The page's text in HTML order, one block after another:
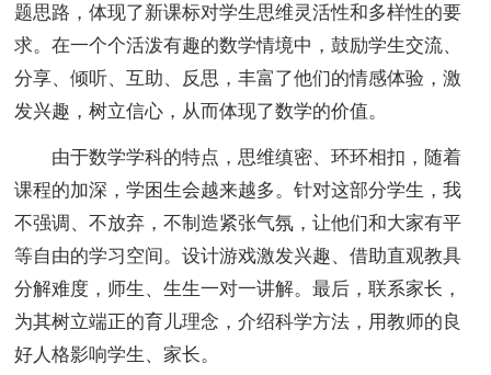
题思路，体现了新课标对学生思维灵活性和多样性的要
求。在一个个活泼有趣的数学情境中，鼓励学生交流、
分享、倾听、互助、反思，丰富了他们的情感体验，激
发兴趣，树立信心，从而体现了数学的价值。
由于数学学科的特点，思维缜密、环环相扣，随着
课程的加深，学困生会越来越多。针对这部分学生，我
不强调、不放弃，不制造紧张气氛，让他们和大家有平
等自由的学习空间。设计游戏激发兴趣、借助直观教具
分解难度，师生、生生一对一讲解。最后，联系家长，
为其树立端正的育儿理念，介绍科学方法，用教师的良
好人格影响学生、家长。